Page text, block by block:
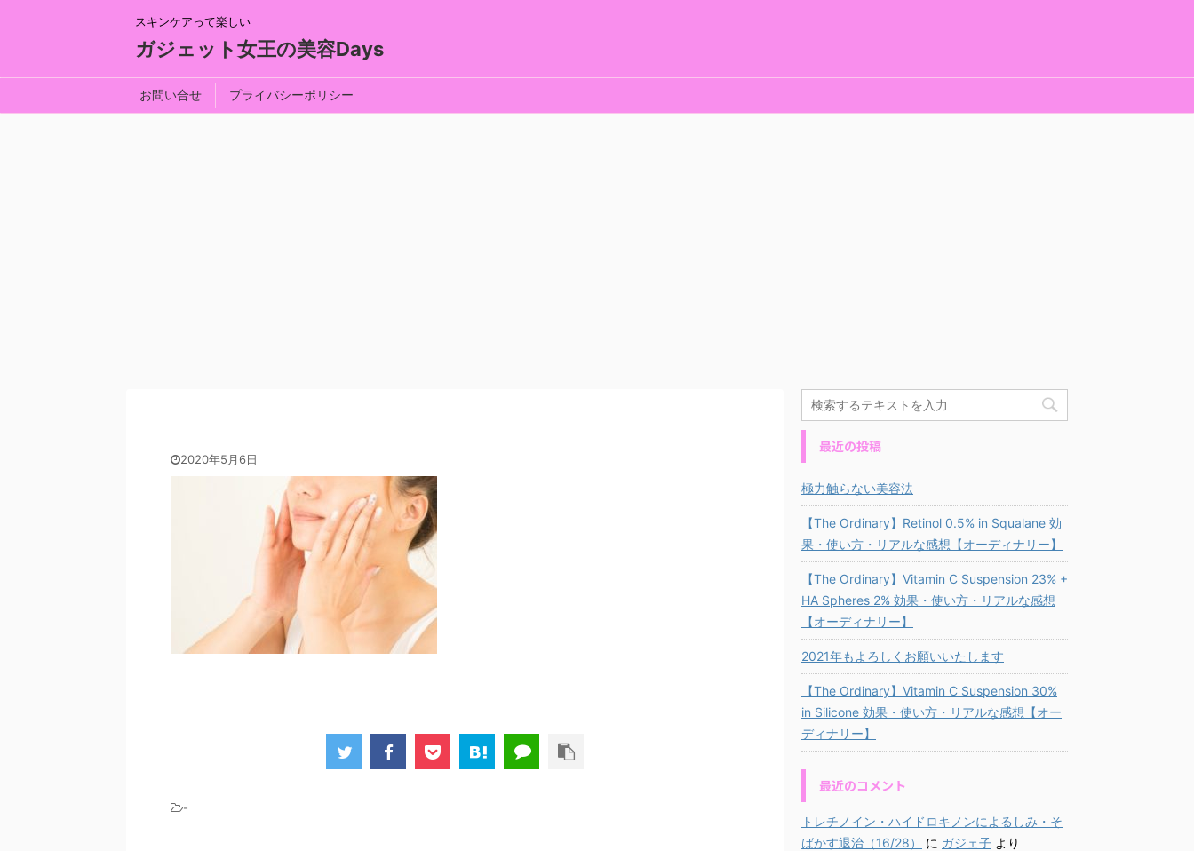
スキンケアって楽しい
ガジェット女王の美容Days
お問い合せ プライバシーポリシー
2020年5月6日
-
最近の投稿
極力触らない美容法
【The Ordinary】Retinol 0.5% in Squalane 効
果・使い方・リアルな感想【オーディナリー】
【The Ordinary】Vitamin C Suspension 23% +
HA Spheres 2% 効果・使い方・リアルな感想
【オーディナリー】
2021年もよろしくお願いいたします
【The Ordinary】Vitamin C Suspension 30%
in Silicone 効果・使い方・リアルな感想【オー
ディナリー】
最近のコメント
トレチノイン・ハイドロキノンによるしみ・そ
ばかす退治（16/28）
に ガジェ子 より